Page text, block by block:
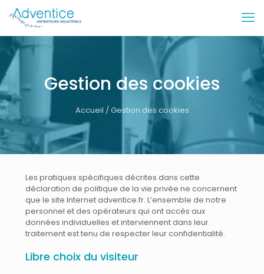
Gestion des cookies
Accueil / Gestion des cookies
Les pratiques spécifiques décrites dans cette
déclaration de politique de la vie privée ne concernent
que le site Internet adventice.fr. L’ensemble de notre
personnel et des opérateurs qui ont accès aux
données individuelles et interviennent dans leur
traitement est tenu de respecter leur confidentialité.
Libre choix du visiteur